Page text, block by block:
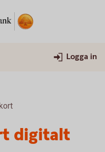
Logga in
digitalt